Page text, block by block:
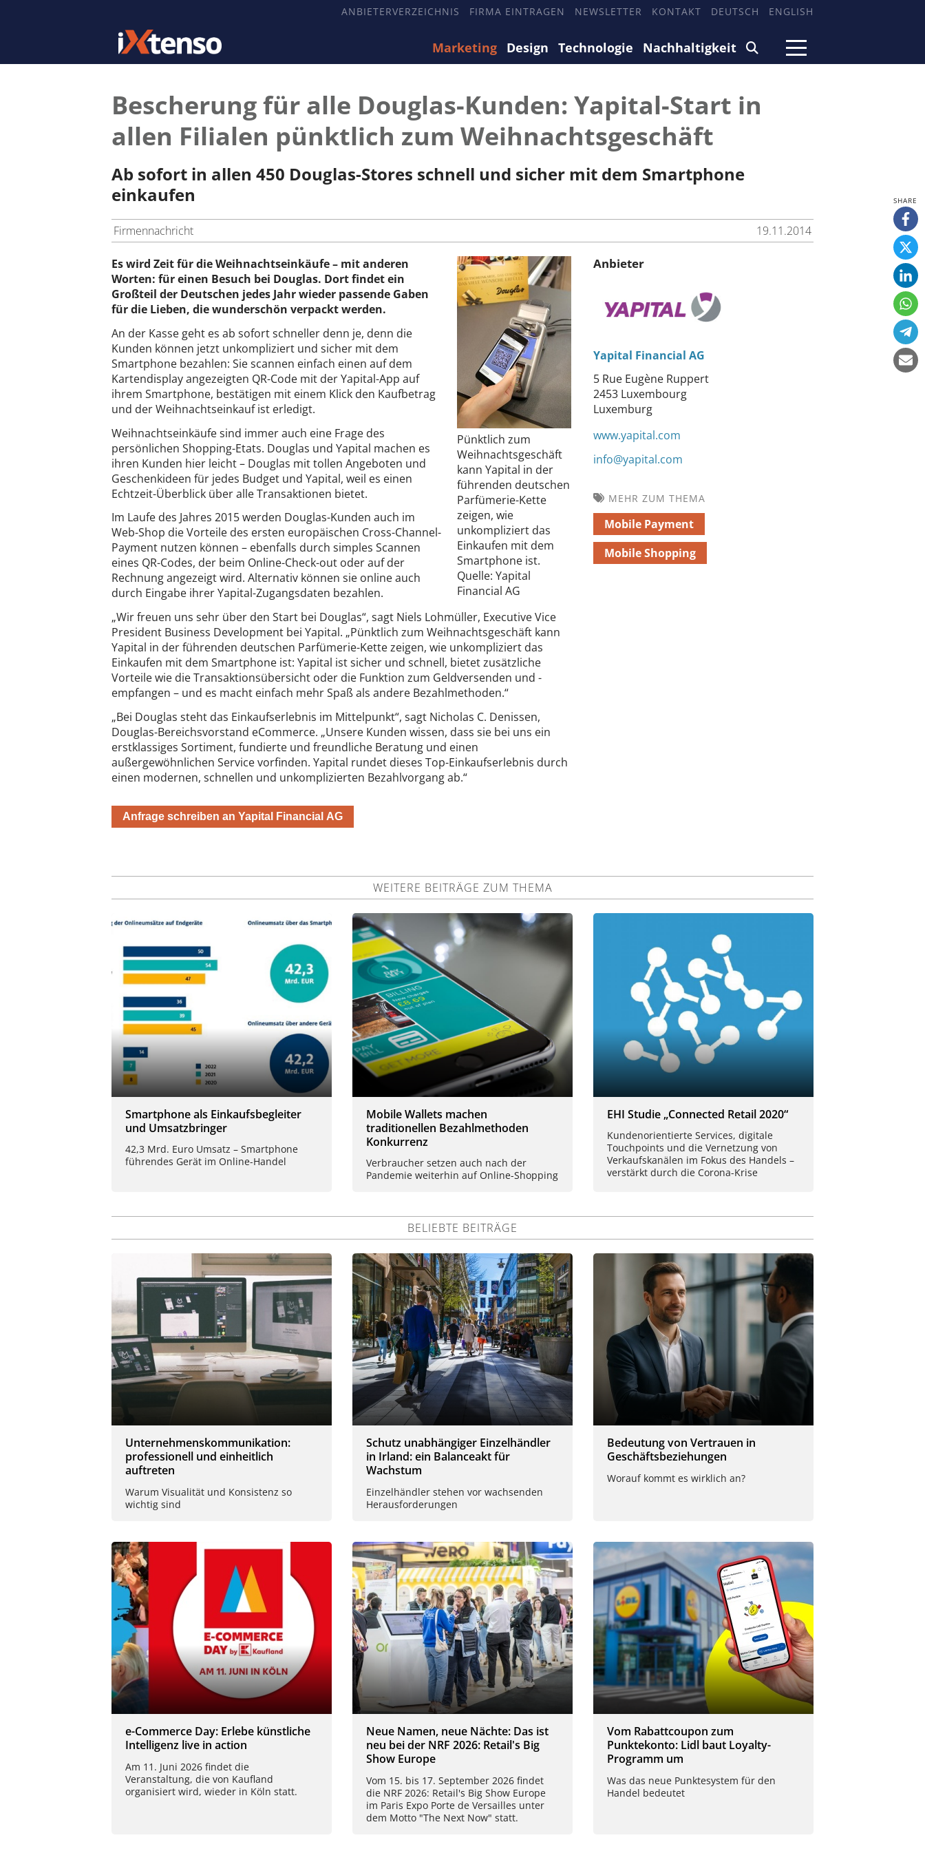
ANBIETERVERZEICHNIS FIRMA EINTRAGEN NEWSLETTER KONTAKT DEUTSCH ENGLISH
Marketing Design Technologie Nachhaltigkeit
Bescherung für alle Douglas-Kunden: Yapital-Start in
allen Filialen pünktlich zum Weihnachtsgeschäft
Ab sofort in allen 450 Douglas-Stores schnell und sicher mit dem Smartphone
einkaufen
Firmennachricht 19.11.2014
Pünktlich zum
Weihnachtsgeschäft
kann Yapital in der
führenden deutschen
Parfümerie-Kette
zeigen, wie
unkompliziert das
Einkaufen mit dem
Smartphone ist.
Quelle: Yapital
Financial AG
Es wird Zeit für die Weihnachtseinkäufe – mit anderen
Worten: für einen Besuch bei Douglas. Dort findet ein
Großteil der Deutschen jedes Jahr wieder passende Gaben
für die Lieben, die wunderschön verpackt werden.
An der Kasse geht es ab sofort schneller denn je, denn die
Kunden können jetzt unkompliziert und sicher mit dem
Smartphone bezahlen: Sie scannen einfach einen auf dem
Kartendisplay angezeigten QR-Code mit der Yapital-App auf
ihrem Smartphone, bestätigen mit einem Klick den Kaufbetrag
und der Weihnachtseinkauf ist erledigt.
Weihnachtseinkäufe sind immer auch eine Frage des
persönlichen Shopping-Etats. Douglas und Yapital machen es
ihren Kunden hier leicht – Douglas mit tollen Angeboten und
Geschenkideen für jedes Budget und Yapital, weil es einen
Echtzeit-Überblick über alle Transaktionen bietet.
Im Laufe des Jahres 2015 werden Douglas-Kunden auch im
Web-Shop die Vorteile des ersten europäischen Cross-Channel-
Payment nutzen können – ebenfalls durch simples Scannen
eines QR-Codes, der beim Online-Check-out oder auf der
Rechnung angezeigt wird. Alternativ können sie online auch
durch Eingabe ihrer Yapital-Zugangsdaten bezahlen.
„Wir freuen uns sehr über den Start bei Douglas“, sagt Niels Lohmüller, Executive Vice
President Business Development bei Yapital. „Pünktlich zum Weihnachtsgeschäft kann
Yapital in der führenden deutschen Parfümerie-Kette zeigen, wie unkompliziert das
Einkaufen mit dem Smartphone ist: Yapital ist sicher und schnell, bietet zusätzliche
Vorteile wie die Transaktionsübersicht oder die Funktion zum Geldversenden und -
empfangen – und es macht einfach mehr Spaß als andere Bezahlmethoden.“
„Bei Douglas steht das Einkaufserlebnis im Mittelpunkt“, sagt Nicholas C. Denissen,
Douglas-Bereichsvorstand eCommerce. „Unsere Kunden wissen, dass sie bei uns ein
erstklassiges Sortiment, fundierte und freundliche Beratung und einen
außergewöhnlichen Service vorfinden. Yapital rundet dieses Top-Einkaufserlebnis durch
einen modernen, schnellen und unkomplizierten Bezahlvorgang ab.“
Anfrage schreiben an Yapital Financial AG
Anbieter
Yapital Financial AG
5 Rue Eugène Ruppert
2453 Luxembourg
Luxemburg
www.yapital.com
info@yapital.com
MEHR ZUM THEMA
Mobile Payment
Mobile Shopping
WEITERE BEITRÄGE ZUM THEMA
Smartphone als Einkaufsbegleiter
und Umsatzbringer
42,3 Mrd. Euro Umsatz – Smartphone
führendes Gerät im Online-Handel
Mobile Wallets machen
traditionellen Bezahlmethoden
Konkurrenz
Verbraucher setzen auch nach der
Pandemie weiterhin auf Online-Shopping
EHI Studie „Connected Retail 2020“
Kundenorientierte Services, digitale
Touchpoints und die Vernetzung von
Verkaufskanälen im Fokus des Handels –
verstärkt durch die Corona-Krise
BELIEBTE BEITRÄGE
Unternehmenskommunikation:
professionell und einheitlich
auftreten
Warum Visualität und Konsistenz so
wichtig sind
Schutz unabhängiger Einzelhändler
in Irland: ein Balanceakt für
Wachstum
Einzelhändler stehen vor wachsenden
Herausforderungen
Bedeutung von Vertrauen in
Geschäftsbeziehungen
Worauf kommt es wirklich an?
e-Commerce Day: Erlebe künstliche
Intelligenz live in action
Am 11. Juni 2026 findet die
Veranstaltung, die von Kaufland
organisiert wird, wieder in Köln statt.
Neue Namen, neue Nächte: Das ist
neu bei der NRF 2026: Retail's Big
Show Europe
Vom 15. bis 17. September 2026 findet
die NRF 2026: Retail's Big Show Europe
im Paris Expo Porte de Versailles unter
dem Motto "The Next Now" statt.
Vom Rabattcoupon zum
Punktekonto: Lidl baut Loyalty-
Programm um
Was das neue Punktesystem für den
Handel bedeutet